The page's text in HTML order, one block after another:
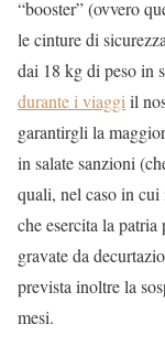
“booster” (ovvero
le cinture di
dai 18 kg di peso in
durante i viaggi il
garantirgli la
in salate sanzioni
quali, nel caso in
che esercita la patria
gravate da
prevista inoltre la
mesi.